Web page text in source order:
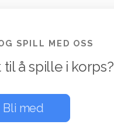
SPILL MED OSS
å spille i korps?
Bli med